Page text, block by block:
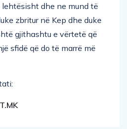
dhe ne mund të
zbritur në Kep dhe duke
gjithashtu e vërtetë që
sfidë që do të marrë më